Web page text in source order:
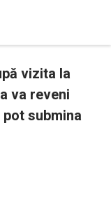
vizita la
va reveni
submina